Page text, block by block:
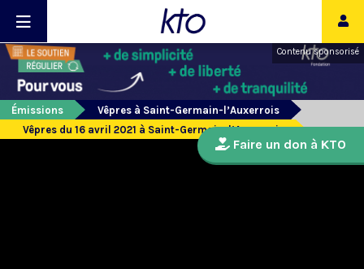
Contenu sponsorisé
Émissions
Vêpres à Saint-Germain-l’Auxerrois
Vêpres du 16 avril 2021 à Saint-Germain-l’Auxerrois
Faire un don à KTO